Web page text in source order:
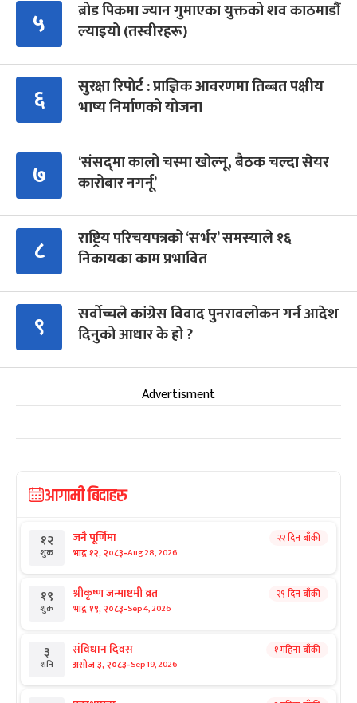
५
ब्रोड पिकमा ज्यान गुमाएका युक्तको शव काठमाडौं
ल्याइयो (तस्वीरहरू)
६
सुरक्षा रिपोर्ट : प्राज्ञिक आवरणमा तिब्बत पक्षीय
भाष्य निर्माणको योजना
७
‘संसद्‍मा कालो चस्मा खोल्नू, बैठक चल्दा सेयर
कारोबार नगर्नू’
८
राष्ट्रिय परिचयपत्रको ‘सर्भर’ समस्याले १६
निकायका काम प्रभावित
९
सर्वोच्चले कांग्रेस विवाद पुनरावलोकन गर्न आदेश
दिनुको आधार के हो ?
Advertisment
आगामी बिदाहरु
१२
शुक्र
जनै पूर्णिमा
भाद्र १२, २०८३-Aug 28, 2026
२२ दिन बाँकी
१९
शुक्र
श्रीकृष्ण जन्माष्टमी व्रत
भाद्र १९, २०८३-Sep 4, 2026
२९ दिन बाँकी
३
शनि
संविधान दिवस
असोज ३, २०८३-Sep 19, 2026
१ महिना बाँकी